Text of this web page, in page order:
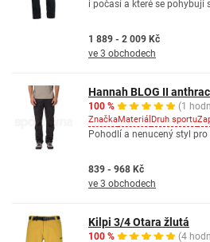
i počasí a které se pohybují
1 889 - 2 009 Kč
ve 3 obchodech
Hannah BLOG II
100 % (1
ZnačkaMateriál Druh sportu
Pohodlí a nenucený styl
839 - 968 Kč
ve 3 obchodech
Kilpi 3/4 Otara žlutá
100 % (4